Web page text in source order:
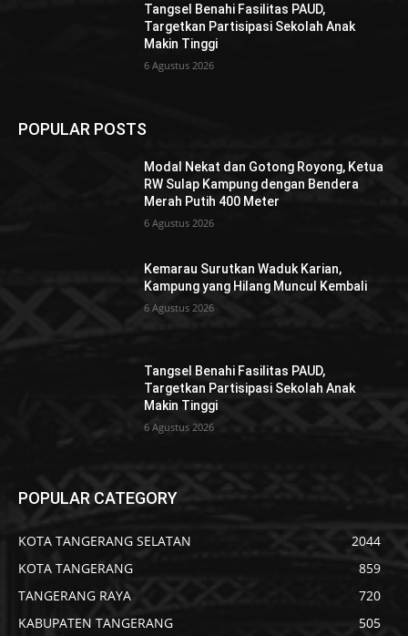
Tangsel Benahi Fasilitas PAUD,
Targetkan Partisipasi Sekolah Anak
Makin Tinggi
6 Agustus 2026
POPULAR POSTS
Modal Nekat dan Gotong Royong, Ketua
RW Sulap Kampung dengan Bendera
Merah Putih 400 Meter
6 Agustus 2026
Kemarau Surutkan Waduk Karian,
Kampung yang Hilang Muncul Kembali
6 Agustus 2026
Tangsel Benahi Fasilitas PAUD,
Targetkan Partisipasi Sekolah Anak
Makin Tinggi
6 Agustus 2026
POPULAR CATEGORY
KOTA TANGERANG SELATAN
2044
KOTA TANGERANG
859
TANGERANG RAYA
720
KABUPATEN TANGERANG
505